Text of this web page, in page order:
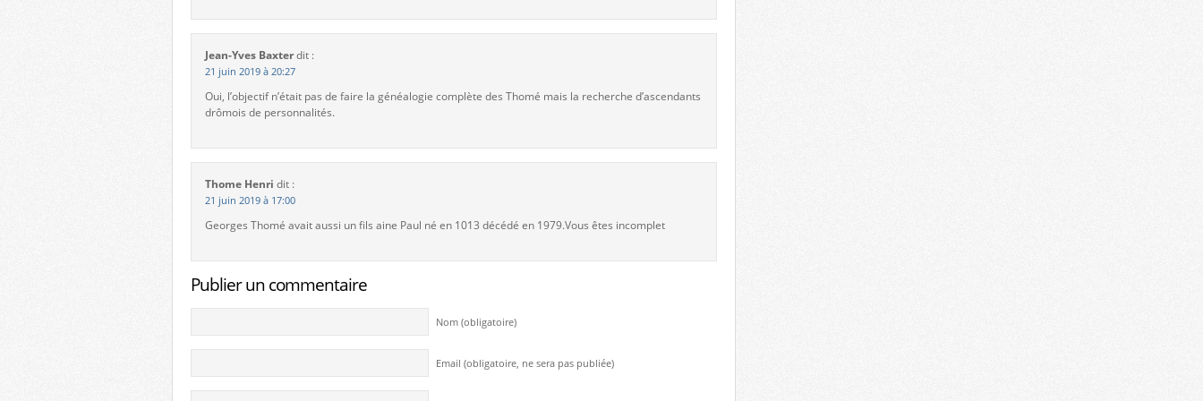
Jean-Yves Baxterdit :
21 juin 2019 à 20:27
Oui, l’objectif n’était pas de faire la généalogie complète des Thomé mais la recherche d’ascendants
drômois de personnalités.
Thome Henri dit :
21 juin 2019 à 17:00
Georges Thomé avait aussi un fils aine Paul né en 1013 décédé en 1979.Vous êtes incomplet
Publier un commentaire
Nom (obligatoire)
Email (obligatoire, ne sera pas publiée)